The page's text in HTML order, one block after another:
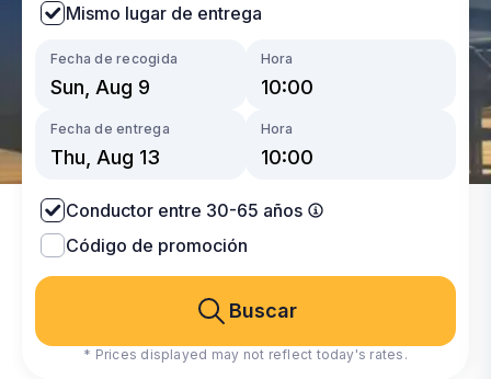
Mismo lugar de entrega
Fecha de recogida Hora
Fecha de entrega Hora
Conductor entre 30-65 años
Código de promoción
Buscar
* Prices displayed may not reflect today's rates.